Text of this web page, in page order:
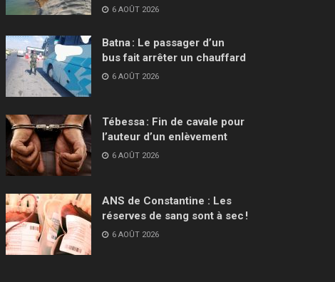
6 AOÛT 2026
Batna : Le passager d’un
bus fait arrêter un chauffard
6 AOÛT 2026
Tébessa : Fin de cavale pour
l’auteur d’un enlèvement
6 AOÛT 2026
ANS de Constantine : Les
réserves de sang sont à sec !
6 AOÛT 2026